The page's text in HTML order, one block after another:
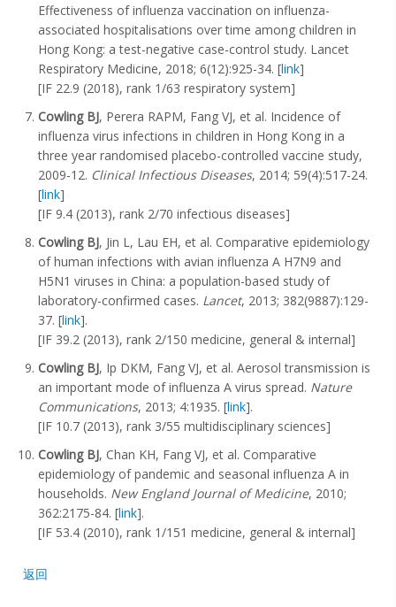
Effectiveness of influenza vaccination on influenza-
associated hospitalisations over time among children in
Hong Kong: a test-negative case-control study. Lancet
Respiratory Medicine, 2018; 6(12):925-34. [link]
[IF 22.9 (2018), rank 1/63 respiratory system]
Cowling BJ, Perera RAPM, Fang VJ, et al. Incidence of
influenza virus infections in children in Hong Kong in a
three year randomised placebo-controlled vaccine study,
2009-12. Clinical Infectious Diseases, 2014; 59(4):517-24.
[link]
[IF 9.4 (2013), rank 2/70 infectious diseases]
Cowling BJ, Jin L, Lau EH, et al. Comparative epidemiology
of human infections with avian influenza A H7N9 and
H5N1 viruses in China: a population-based study of
laboratory-confirmed cases. Lancet, 2013; 382(9887):129-
37. [link].
[IF 39.2 (2013), rank 2/150 medicine, general & internal]
Cowling BJ, Ip DKM, Fang VJ, et al. Aerosol transmission is
an important mode of influenza A virus spread. Nature
Communications, 2013; 4:1935. [link].
[IF 10.7 (2013), rank 3/55 multidisciplinary sciences]
Cowling BJ, Chan KH, Fang VJ, et al. Comparative
epidemiology of pandemic and seasonal influenza A in
households. New England Journal of Medicine, 2010;
362:2175-84. [link].
[IF 53.4 (2010), rank 1/151 medicine, general & internal]
返回